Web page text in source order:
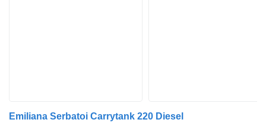
Emiliana Serbatoi Carrytank 220 Diesel